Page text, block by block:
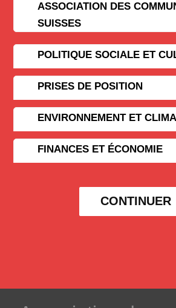
ASSOCIATION DES
SUISSES
POLITIQUE SOCIALE ET
PRISES DE POSITION
ENVIRONNEMENT ET
FINANCES ET ÉCONOMIE
CONTINUER